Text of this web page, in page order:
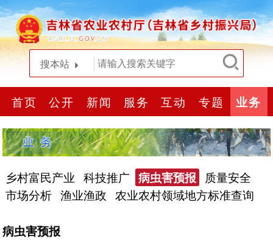
搜本站
首页 公开 新闻 服务 互动 专题 业务
乡村富民产业 科技推广 病虫害预报 质量安全
市场分析 渔业渔政 农业农村领域地方标准查询
病虫害预报